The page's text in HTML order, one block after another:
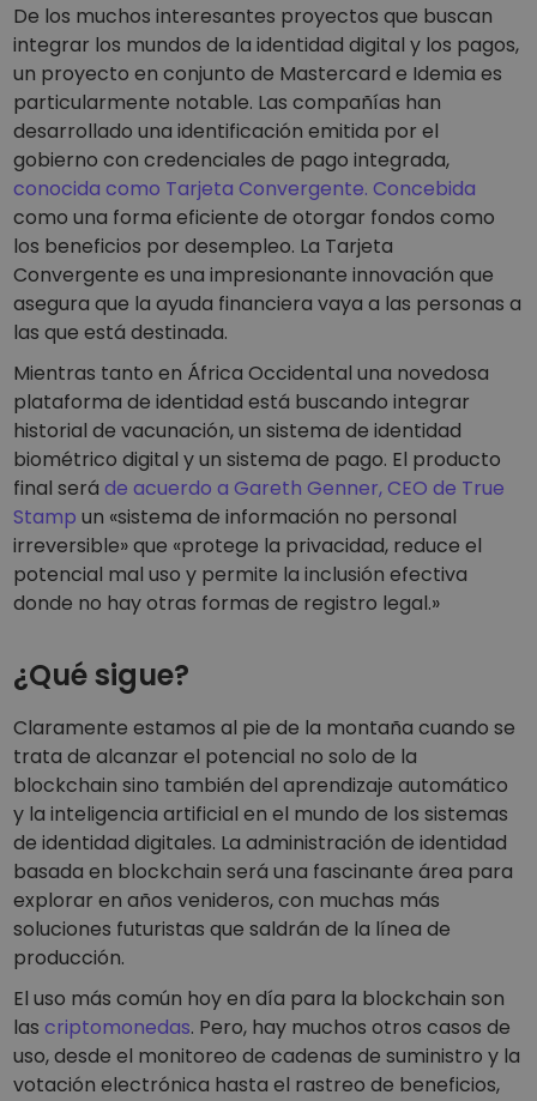
De los muchos interesantes proyectos que buscan
integrar los mundos de la identidad digital y los pagos,
un proyecto en conjunto de Mastercard e Idemia es
particularmente notable. Las compañías han
desarrollado una identificación emitida por el
gobierno con credenciales de pago integrada,
conocida como Tarjeta Convergente. Concebida
como una forma eficiente de otorgar fondos como
los beneficios por desempleo. La Tarjeta
Convergente es una impresionante innovación que
asegura que la ayuda financiera vaya a las personas a
las que está destinada.
Mientras tanto en África Occidental una novedosa
plataforma de identidad está buscando integrar
historial de vacunación, un sistema de identidad
biométrico digital y un sistema de pago. El producto
final seráde acuerdo a Gareth Genner, CEO de True
Stamp un «sistema de información no personal
irreversible» que «protege la privacidad, reduce el
potencial mal uso y permite la inclusión efectiva
donde no hay otras formas de registro legal.»
¿Qué sigue?
Claramente estamos al pie de la montaña cuando se
trata de alcanzar el potencial no solo de la
blockchain sino también del aprendizaje automático
y la inteligencia artificial en el mundo de los sistemas
de identidad digitales. La administración de identidad
basada en blockchain será una fascinante área para
explorar en años venideros, con muchas más
soluciones futuristas que saldrán de la línea de
producción.
El uso más común hoy en día para la blockchain son
lascriptomonedas. Pero, hay muchos otros casos de
uso, desde el monitoreo de cadenas de suministro y la
votación electrónica hasta el rastreo de beneficios,